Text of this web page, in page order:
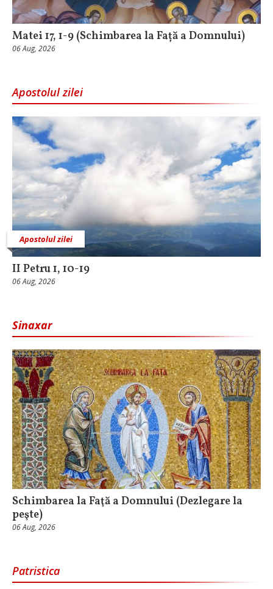
Matei 17, 1-9 (Schimbarea la Față a Domnului)
06 Aug, 2026
Apostolul zilei
Apostolul zilei
II Petru 1, 10-19
06 Aug, 2026
Sinaxar
Schimbarea la Faţă a Domnului (Dezlegare la
peşte)
06 Aug, 2026
Patristica